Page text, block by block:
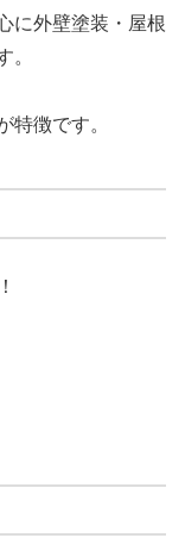
に外壁塗装・屋根
。
特徴です。